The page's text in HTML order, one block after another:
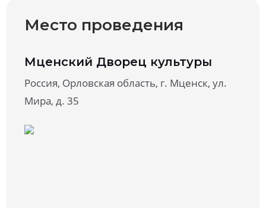
Место проведения
Мценский Дворец культуры
Россия, Орловская область, г. Мценск, ул.
Мира, д. 35